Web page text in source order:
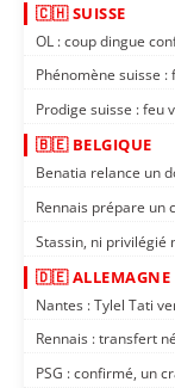
🇨🇭 SUISSE
OL : coup dingue
Phénomène suisse :
Prodige suisse : feu
🇧🇪 BELGIQUE
Benatia relance un
Rennais prépare un
Stassin, ni privilégié
🇩🇪 ALLEMAGNE
Nantes : Tylel Tati
Rennais : transfert
PSG : confirmé, un